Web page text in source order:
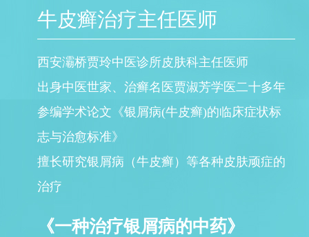
牛皮癣治疗主任医师
西安灞桥贾玲中医诊所皮肤科主任医师
出身中医世家、治癣名医贾淑芳学医二十多年
参编学术论文《银屑病(牛皮癣)的临床症状标
志与治愈标准》
擅长研究银屑病（牛皮癣）等各种皮肤顽症的
治疗
《一种治疗银屑病的中药》